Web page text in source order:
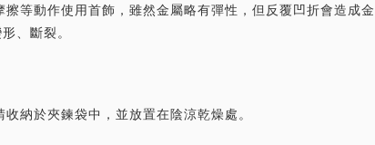
等動作使用首飾，雖然金屬略有彈性，但反覆凹折會造成金
、斷裂。
納於夾鍊袋中，並放置在陰涼乾燥處。